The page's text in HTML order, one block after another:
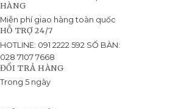
HÀNG
Miễn phí giao hàng toàn quốc
HỖ TRỢ 24/7
HOTLINE: 091 2222 592 SỐ BÀN:
028 7107 7668
ĐỔI TRẢ HÀNG
Trong 5 ngày